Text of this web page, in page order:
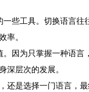
工具。切换语言往
率。
为只掌握一种语言
深层次的发展。
是选择一门语言，最